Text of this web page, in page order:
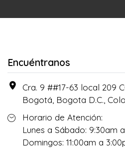
Encuéntranos
Cra. 9 ##17-63 local 209
Bogotá, Bogota D.C.,
Horario de Atención:
Lunes a Sábado: 9:30am
Domingos: 11:00am a